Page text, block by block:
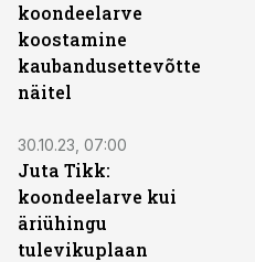
koondeelarve
koostamine
kaubandusettevõtte
näitel
30.10.23, 07:00
Juta Tikk:
koondeelarve kui
äriühingu
tulevikuplaan